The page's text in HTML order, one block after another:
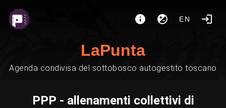
EN
LaPunta
Agenda condivisa del sottobosco autogestito toscano
PPP - allenamenti collettivi di